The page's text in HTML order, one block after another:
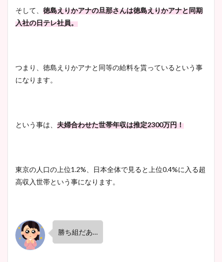
そして、 徳島えりかアナの旦那さんは徳島えりかアナと同期
入社の日テレ社員。
つまり、徳島えりかアナと同等の給料を貰っているという事
になります。
という事は、 夫婦合わせた世帯年収は推定2300万円！
東京の人口の上位1.2% 、日本全体で見ると上位0.4%に入る超
高収入世帯という事になります。
勝ち組だあ…